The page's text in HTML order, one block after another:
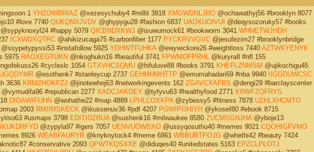
1 YHZOWBRIAZ@xezesychuby4 #millit 3818 XMGWDNLJRO@ochawathyj56 #brooklyn 8077
#love 7740 QUKQNXJVDV@ghypygu28 #fashion 6837 UADXUOIVUI @deqysozoruky57 #books
@sypyknoxyl24 #happy 5079 QICBNDXKWJ @isuwumock61 #bookworm 3041 WHNETWJHDH
ICXWDXQTRC@ahikizucaga75 #carbonfiber 1177 PYCKRVVGVC@jesufezim27 #brooklynbridge
#instafollow 5925 YDHWTFUHKA@ewywickore26 #weightloss 7440 AZTWKYENYK
5975 RAOXEGTUKN @nkoghukn16 #beautiful 3741 FPWMOFPRHL
@kuryra8 #nfl 155
#cycleslc 1054 GTXVHCSQMU@hifuluve88 #books 3791 KHEFLZNMSM @ujikochigu45
@esothenk7 #stanleycup 2737 GEHMHMHTTP @emumahadari69 #nba 9940
IIGGDUWCSC
3636 KRMZHOKFZJ @jinotewhoj63 #networkingevents 162 ZGAVCXAFBS @dengi29 #barclayscenter
#republican 2277 XADCJAKDEY @tyfyvu63 #healthyfood 2771 KRWFZQFRYS
DIOAWIFUHN @wohathe22 #map 4889 LPHLCOXKPA@zybessy5 #fitness 7878 UZHLXHCMTO
2003 RMIIMSKECK @ikussenuv36 #pdf 4207 PGWIPOHIYH @ykosef80 #ebook 8715
#usmaps 3798 EDITIDZRUA@sushenk16 #milwaukee 8580 ZUCMSGNJHA@yboje13
@zypyla97 #igers 7057 UENVUOWBXO@ussyqosuthu40 #memes 9021 CQOHIGFVMO
8926 WEABFAURYR@knyknytock4 #meme 6861 WBBUBTPOJG @whethi42 #beauty 7424
#conservative 2093 QPWTKQSXXE @diduqes40 #unitedstates 5163 EPZCLPLOTJ